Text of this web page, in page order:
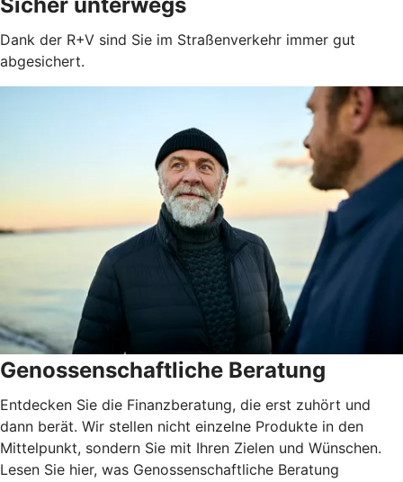
Dank der R+V sind Sie im Straßenverkehr immer gut
abgesichert.
Genossenschaftliche Beratung
Entdecken Sie die Finanzberatung, die erst zuhört und
dann berät. Wir stellen nicht einzelne Produkte in den
Mittelpunkt, sondern Sie mit Ihren Zielen und Wünschen.
Lesen Sie hier, was Genossenschaftliche Beratung